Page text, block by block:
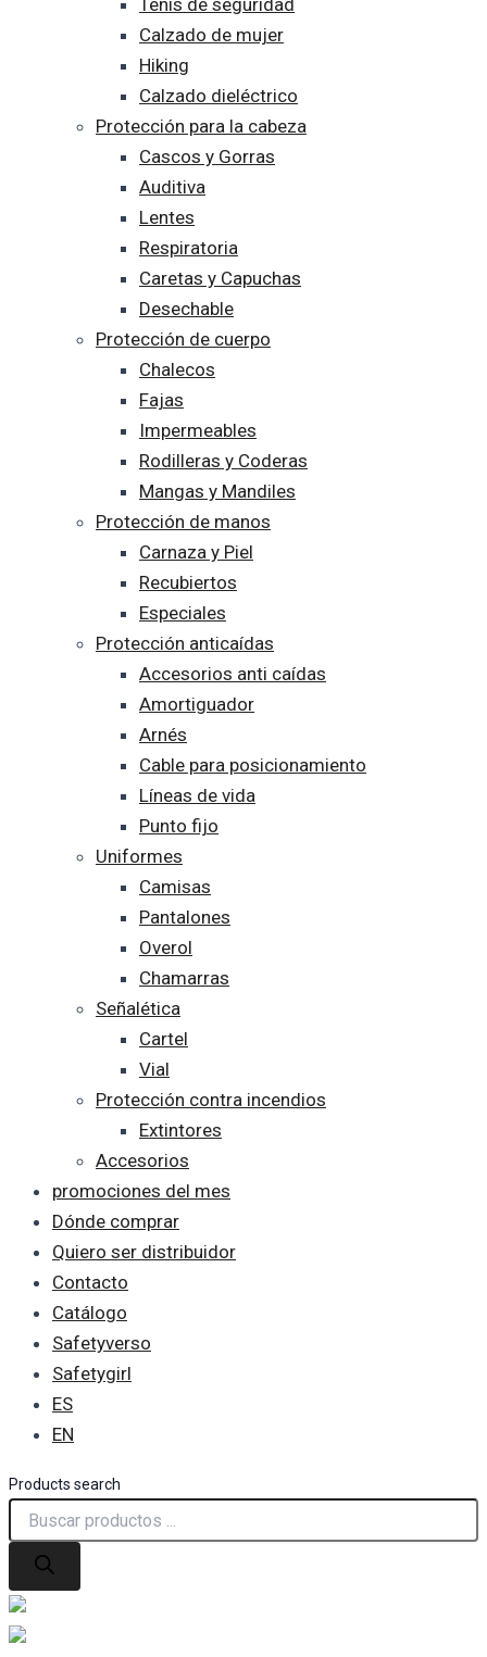
Tenis de seguridad
Calzado de mujer
Hiking
Calzado dieléctrico
Protección para la cabeza
Cascos y Gorras
Auditiva
Lentes
Respiratoria
Caretas y Capuchas
Desechable
Protección de cuerpo
Chalecos
Fajas
Impermeables
Rodilleras y Coderas
Mangas y Mandiles
Protección de manos
Carnaza y Piel
Recubiertos
Especiales
Protección anticaídas
Accesorios anti caídas
Amortiguador
Arnés
Cable para posicionamiento
Líneas de vida
Punto fijo
Uniformes
Camisas
Pantalones
Overol
Chamarras
Señalética
Cartel
Vial
Protección contra incendios
Extintores
Accesorios
promociones del mes
Dónde comprar
Quiero ser distribuidor
Contacto
Catálogo
Safetyverso
Safetygirl
ES
EN
Products search